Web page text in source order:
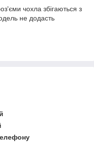
чохла збігаються з
не додасть